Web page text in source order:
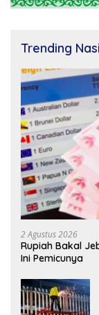
Trending
2 Agustus 2026
Rupiah Bakal
Ini Pemicunya